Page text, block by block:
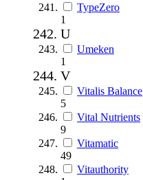
TypeZero
1
U
Umeken
1
V
Vitalis Balance
5
Vital Nutrients
9
Vitamatic
49
Vitauthority